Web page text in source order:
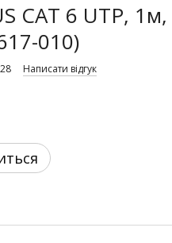
CAT 6 UTP, 1м,
010)
Написати відгук